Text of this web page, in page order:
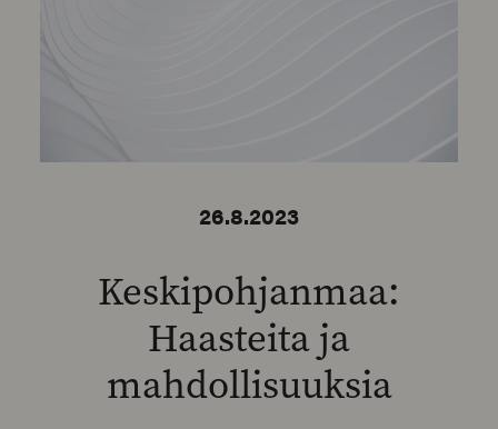
SEARCH
26.8.2023
Keskipohjanmaa:
Haasteita ja
mahdollisuuksia